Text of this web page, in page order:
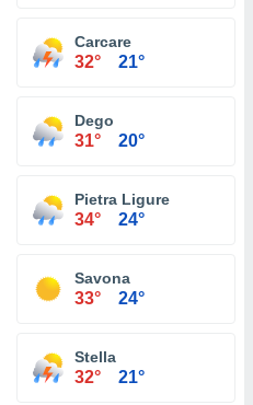
Carcare
32° 21°
Dego
31° 20°
Pietra Ligure
34° 24°
Savona
33° 24°
Stella
32° 21°